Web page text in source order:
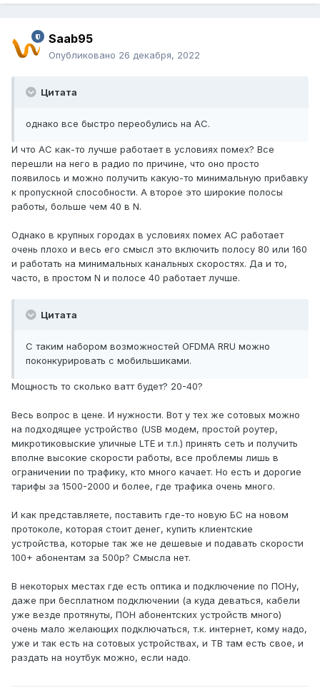
Saab95
Опубликовано 26 декабря, 2022
Цитата
однако все быстро переобулись на АС.
И что AC как-то лучше работает в условиях помех? Все
перешли на него в радио по причине, что оно просто
появилось и можно получить какую-то минимальную прибавку
к пропускной способности. А второе это широкие полосы
работы, больше чем 40 в N.
Однако в крупных городах в условиях помех AC работает
очень плохо и весь его смысл это включить полосу 80 или 160
и работать на минимальных канальных скоростях. Да и то,
часто, в простом N и полосе 40 работает лучше.
Цитата
С таким набором возможностей OFDMA RRU можно
поконкурировать с мобильшиками.
Мощность то сколько ватт будет? 20-40?
Весь вопрос в цене. И нужности. Вот у тех же сотовых можно
на подходящее устройство (USB модем, простой роутер,
микротиковыские уличные LTE и т.п.) принять сеть и получить
вполне высокие скорости работы, все проблемы лишь в
ограничении по трафику, кто много качает. Но есть и дорогие
тарифы за 1500-2000 и более, где трафика очень много.
И как представляете, поставить где-то новую БС на новом
протоколе, которая стоит денег, купить клиентские
устройства, которые так же не дешевые и подавать скорости
100+ абонентам за 500р? Смысла нет.
В некоторых местах где есть оптика и подключение по ПОНу,
даже при бесплатном подключении (а куда деваться, кабели
уже везде протянуты, ПОН абонентских устройств много)
очень мало желающих подключаться, т.к. интернет, кому надо,
уже и так есть на сотовых устройствах, и ТВ там есть свое, и
раздать на ноутбук можно, если надо.